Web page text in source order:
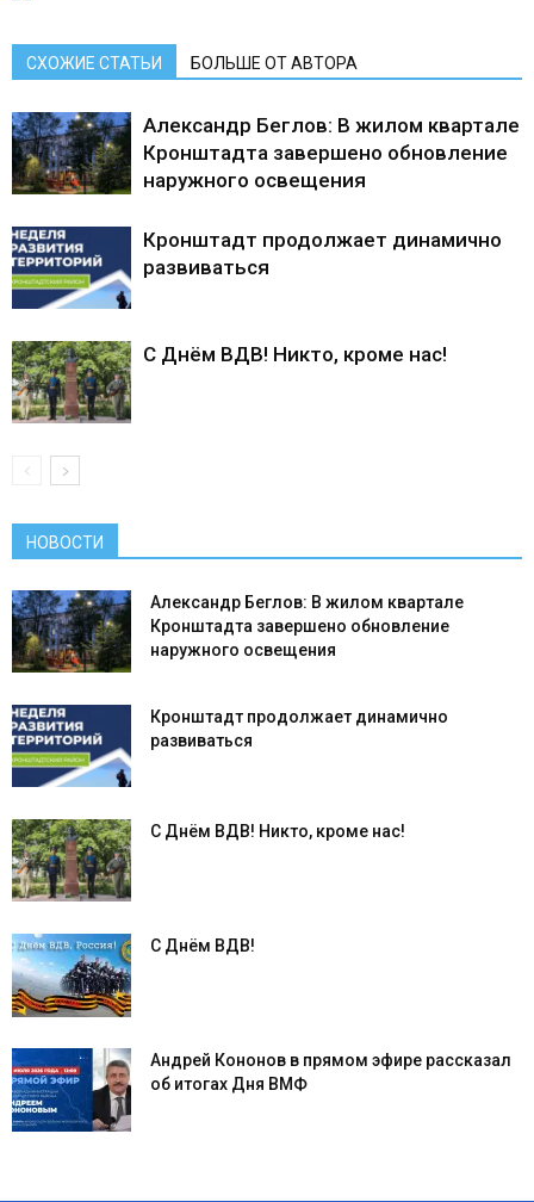
СХОЖИЕ СТАТЬИ БОЛЬШЕ ОТ АВТОРА
Александр Беглов: В жилом квартале
Кронштадта завершено обновление
наружного освещения
Кронштадт продолжает динамично
развиваться
С Днём ВДВ! Никто, кроме нас!
НОВОСТИ
Александр Беглов: В жилом квартале
Кронштадта завершено обновление
наружного освещения
Кронштадт продолжает динамично
развиваться
С Днём ВДВ! Никто, кроме нас!
С Днём ВДВ!
Андрей Кононов в прямом эфире рассказал
об итогах Дня ВМФ